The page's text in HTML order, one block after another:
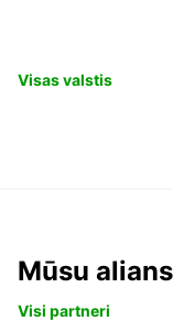
Visas valstis
Mūsu
Visi partneri